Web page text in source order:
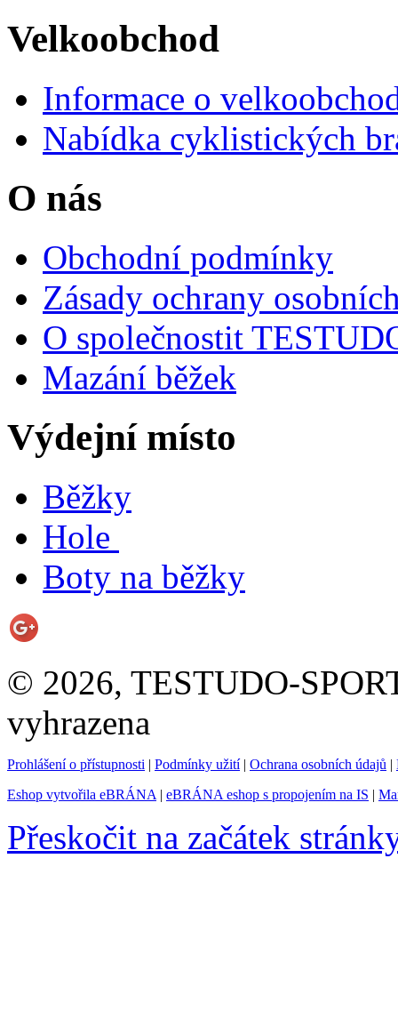
Velkoobchod
Informace o
Nabídka cyklistických
O nás
Obchodní podmínky
Zásady ochrany
O společnostit
Mazání běžek
Výdejní místo
Běžky
Hole
Boty na běžky
© 2026, TESTUDO-
vyhrazena
Prohlášení o přístupnosti | Podmínky užití| Ochrana osobních údajů |
Eshop vytvořila eBRÁNA | eBRÁNA eshop s propojením na IS |
Přeskočit na začátek